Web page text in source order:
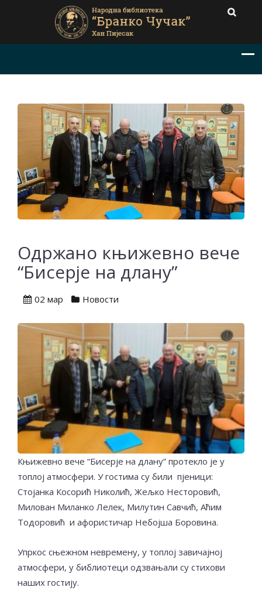
Одржано књижевно вече
“Бисерје на длану”
02 мар Новости
Књижевно вече “Бисерје на длану” протекло је у
топлој атмосфери. У гостима су били пјеници:
Стојанка Косорић Николић, Жељко Несторовић,
Милован Миланко Лелек, Милутин Савчић, Аћим
Тодоровић и афористичар Небојша Боровина.
Упркос сњежном невремену, у топлој завичајној
атмосфери, у библиотеци одзвањали су стихови
наших гостију.